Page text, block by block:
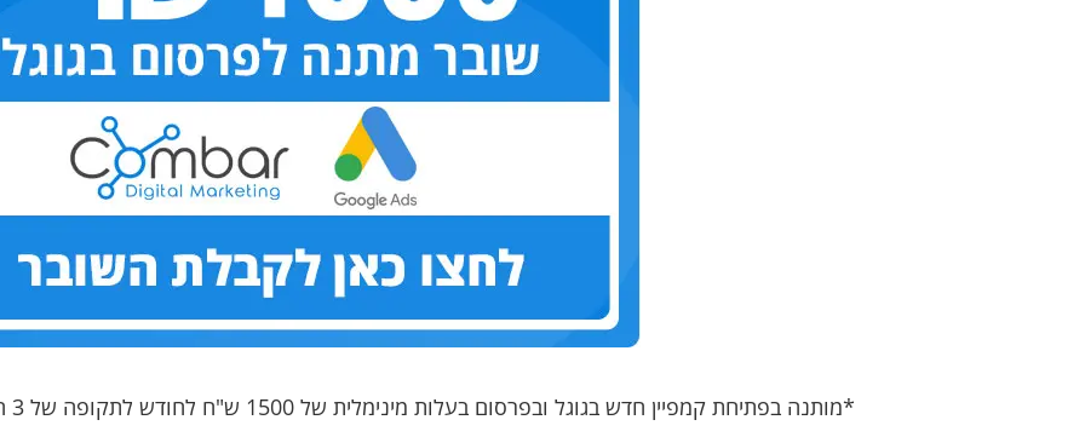
*מותנה בפתיחת קמפיין חדש בגוגל ובפרסום בעלות מינימלית של 1500 ש"ח לחודש לתקופה של 3 חודשים. התשלום באמצעות כ.אשראי